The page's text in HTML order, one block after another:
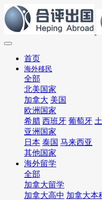
首页
海外移民
全部
北美国家
加拿大 美国
欧洲国家
希腊 西班牙 葡萄牙
亚洲国家
日本 泰国 马来西亚
其他国家
海外留学
全部
加拿大留学
加拿大高中 加拿大本